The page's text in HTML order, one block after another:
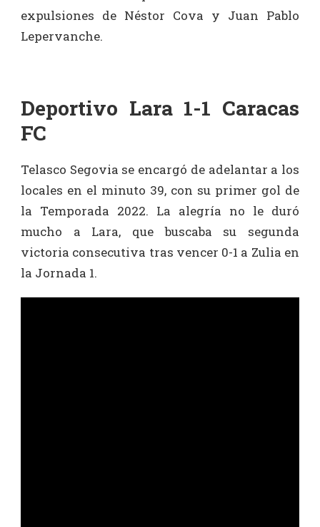
expulsiones de Néstor Cova y Juan Pablo
Lepervanche.
Deportivo Lara 1-1 Caracas
FC
Telasco Segovia se encargó de adelantar a los
locales en el minuto 39, con su primer gol de
la Temporada 2022. La alegría no le duró
mucho a Lara, que buscaba su segunda
victoria consecutiva tras vencer 0-1 a Zulia en
la Jornada 1.